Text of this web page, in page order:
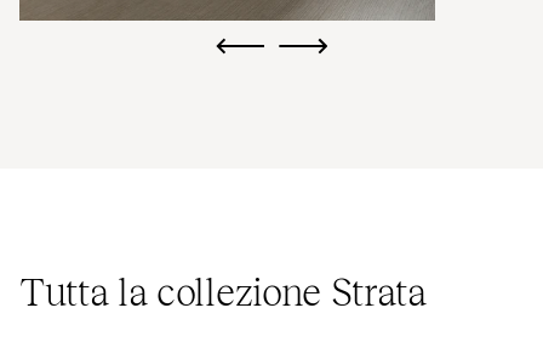
ui.previousui.next
Tutta la collezione Strata